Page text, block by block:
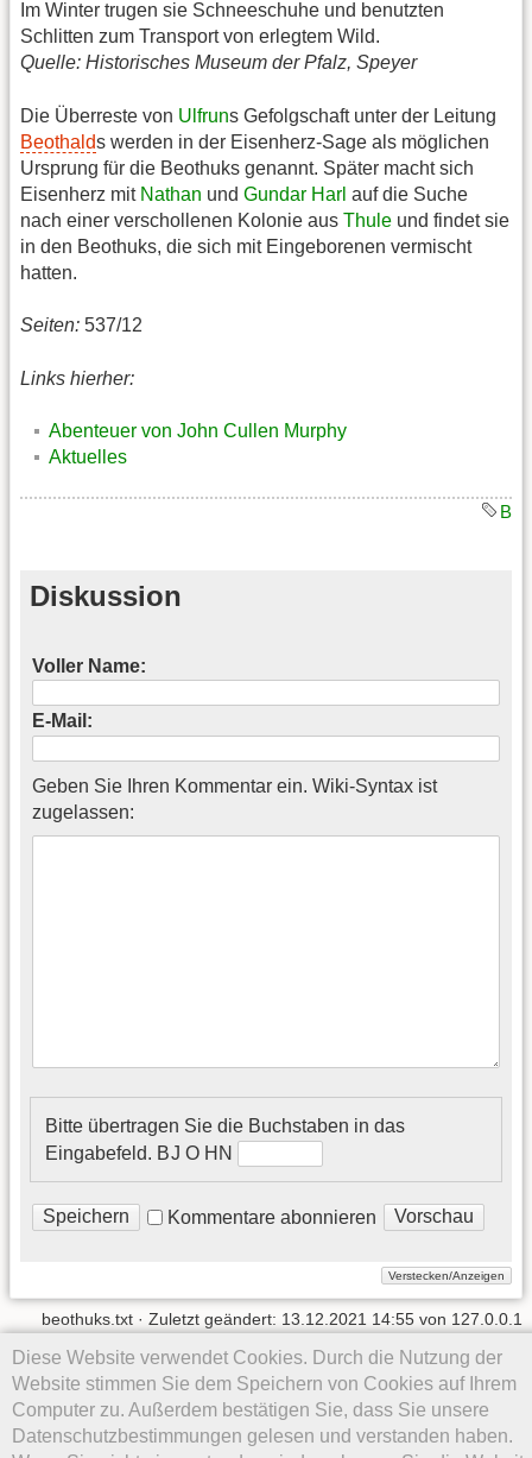
Im Winter trugen sie Schneeschuhe und benutzten
Schlitten zum Transport von erlegtem Wild.
Quelle: Historisches Museum der Pfalz, Speyer
Die Überreste von Ulfruns Gefolgschaft unter der Leitung
Beothalds werden in der Eisenherz-Sage als möglichen
Ursprung für die Beothuks genannt. Später macht sich
Eisenherz mit Nathan und Gundar Harl auf die Suche
nach einer verschollenen Kolonie aus Thule und findet sie
in den Beothuks, die sich mit Eingeborenen vermischt
hatten.
Seiten: 537/12
Links hierher:
Abenteuer von John Cullen Murphy
Aktuelles
B
Diese Website verwendet Cookies. Durch die Nutzung der
Website stimmen Sie dem Speichern von Cookies auf Ihrem
Computer zu. Außerdem bestätigen Sie, dass Sie unsere
Datenschutzbestimmungen gelesen und verstanden haben.
Diskussion
Voller Name:
E-Mail:
Geben Sie Ihren Kommentar ein. Wiki-Syntax ist
zugelassen:
Bitte übertragen Sie die Buchstaben in das
Eingabefeld. B J O H​ N
Kommentare abonnieren
beothuks.txt · Zuletzt geändert: 13.12.2021 14:55 von 127.0.0.1